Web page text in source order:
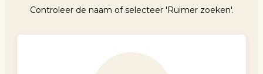
Controleer de naam of selecteer 'Ruimer zoeken'.